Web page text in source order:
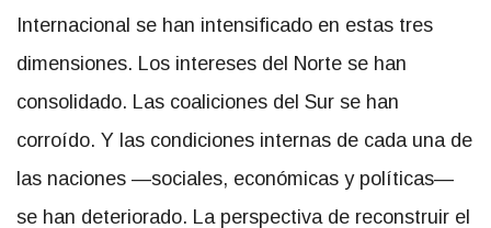
Internacional se han intensificado en estas tres
dimensiones. Los intereses del Norte se han
consolidado. Las coaliciones del Sur se han
corroído. Y las condiciones internas de cada una de
las naciones —sociales, económicas y políticas—
se han deteriorado. La perspectiva de reconstruir el